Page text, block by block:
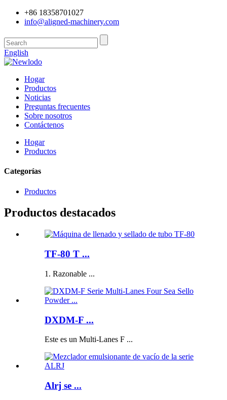
+86 18358701027
info@aligned-machinery.com
English
Hogar
Productos
Noticias
Preguntas frecuentes
Sobre nosotros
Contáctenos
Hogar
Productos
Categorías
Productos
Productos destacados
TF-80 T ...
1. Razonable ...
DXDM-F ...
Este es un Multi-Lanes F ...
Alrj se ...